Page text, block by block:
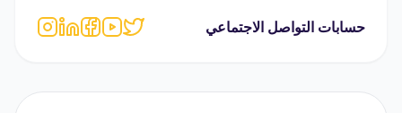
حسابات التواصل الاجتماعي